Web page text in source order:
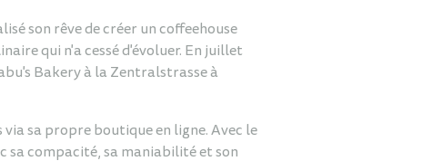
son rêve de créer un coffeehouse
qui n'a cessé d'évoluer. En juillet
Bakery à la Zentralstrasse à
sa propre boutique en ligne. Avec le
sa compacité, sa maniabilité et son